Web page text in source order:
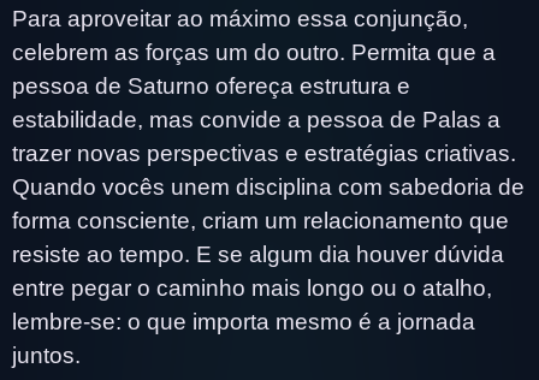
Para aproveitar ao máximo essa conjunção,
celebrem as forças um do outro. Permita que a
pessoa de Saturno ofereça estrutura e
estabilidade, mas convide a pessoa de Palas a
trazer novas perspectivas e estratégias criativas.
Quando vocês unem disciplina com sabedoria de
forma consciente, criam um relacionamento que
resiste ao tempo. E se algum dia houver dúvida
entre pegar o caminho mais longo ou o atalho,
lembre-se: o que importa mesmo é a jornada
juntos.